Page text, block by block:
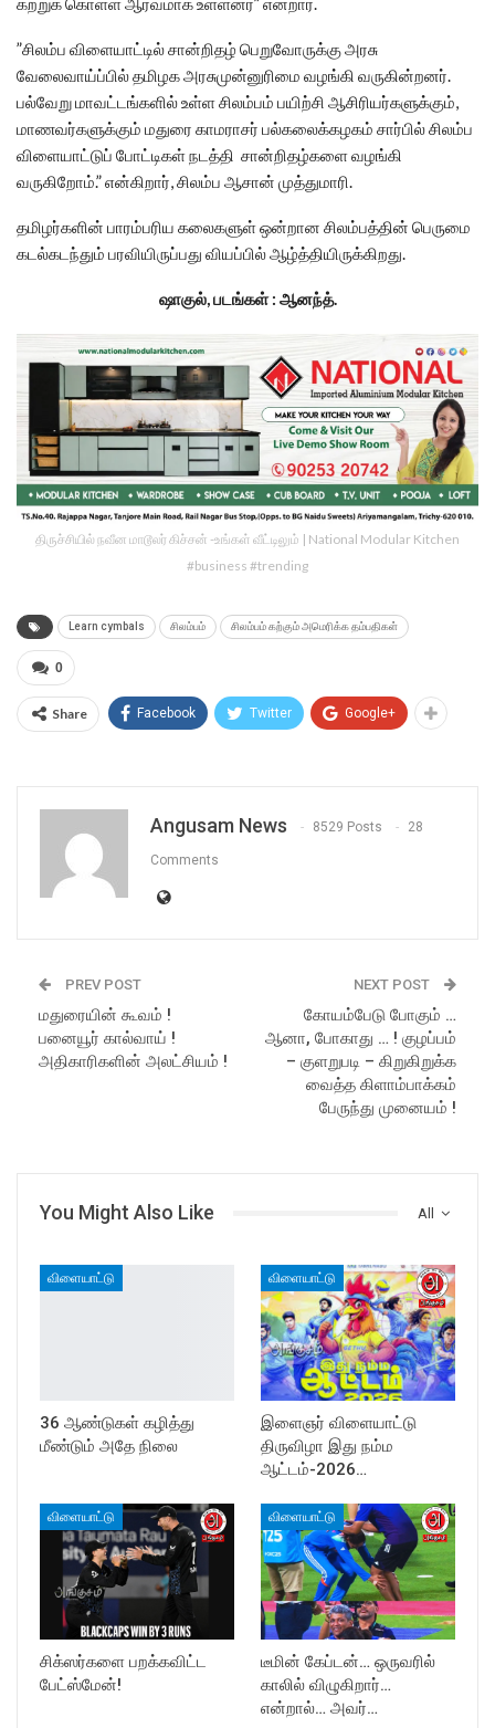
”சிலம்ப விளையாட்டில் சான்றிதழ் பெறுவோருக்கு அரசு
வேலைவாய்ப்பில் தமிழக அரசுமுன்னுரிமை வழங்கி வருகின்றனர்.
பல்வேறு மாவட்டங்களில் உள்ள சிலம்பம் பயிற்சி ஆசிரியர்களுக்கும்,
மாணவர்களுக்கும் மதுரை காமராசர் பல்கலைக்கழகம் சார்பில் சிலம்ப
விளையாட்டுப் போட்டிகள் நடத்தி சான்றிதழ்களை வழங்கி
வருகிறோம்.” என்கிறார், சிலம்ப ஆசான் முத்துமாரி.
தமிழர்களின் பாரம்பரிய கலைகளுள் ஒன்றான சிலம்பத்தின் பெருமை
கடல்கடந்தும் பரவியிருப்பது வியப்பில் ஆழ்த்தியிருக்கிறது.
ஷாகுல், படங்கள் : ஆனந்த்.
திருச்சியில் நவீன மாடூலர் கிச்சன் -உங்கள் வீட்டிலும் | National Modular Kitchen
#business #trending
Learn cymbals சிலம்பம் சிலம்பம் கற்கும் அமெரிக்க தம்பதிகள்
0
Share Facebook Twitter Google+
Angusam News 8529 Posts 28
Comments
PREV POST
மதுரையின் கூவம் !
பனையூர் கால்வாய் !
அதிகாரிகளின் அலட்சியம் !
NEXT POST
கோயம்பேடு போகும் …
ஆனா, போகாது … ! குழப்பம்
– குளறுபடி – கிறுகிறுக்க
வைத்த கிளாம்பாக்கம்
பேருந்து முனையம் !
All
You Might Also Like
விளையாட்டு
36 ஆண்டுகள் கழித்து
மீண்டும் அதே நிலை
விளையாட்டு
இளைஞர் விளையாட்டு
திருவிழா இது நம்ம
ஆட்டம்-2026…
விளையாட்டு
சிக்ஸர்களை பறக்கவிட்ட
பேட்ஸ்மேன்!
விளையாட்டு
டீமின் கேப்டன்… ஒருவரில்
காலில் விழுகிறார்…
என்றால்… அவர்…